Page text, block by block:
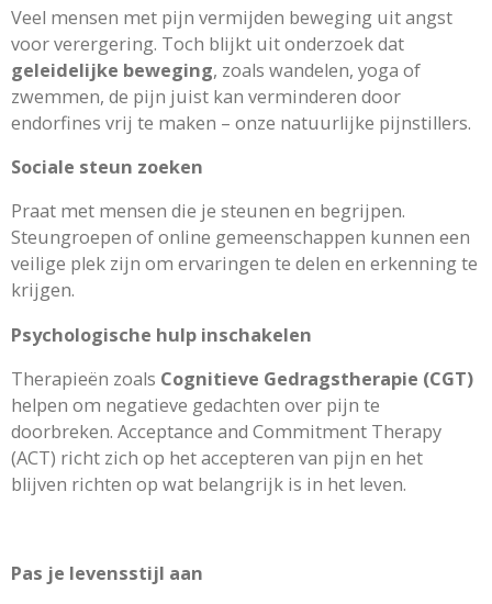
Veel mensen met pijn vermijden beweging uit angst
voor verergering. Toch blijkt uit onderzoek dat
geleidelijke beweging, zoals wandelen, yoga of
zwemmen, de pijn juist kan verminderen door
endorfines vrij te maken – onze natuurlijke pijnstillers.
Sociale steun zoeken
Praat met mensen die je steunen en begrijpen.
Steungroepen of online gemeenschappen kunnen een
veilige plek zijn om ervaringen te delen en erkenning te
krijgen.
Psychologische hulp inschakelen
Therapieën zoals Cognitieve Gedragstherapie (CGT)
helpen om negatieve gedachten over pijn te
doorbreken. Acceptance and Commitment Therapy
(ACT) richt zich op het accepteren van pijn en het
blijven richten op wat belangrijk is in het leven.
Pas je levensstijl aan